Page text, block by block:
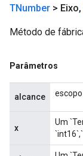
TNumber > Eixo,
Método de
Parâmetros
alcance escopo
x
Um